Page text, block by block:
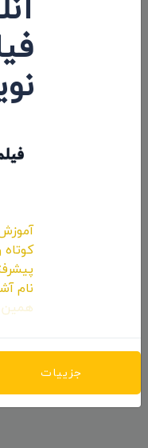
اولین کامنت و یا
ارسال نظرات
نام
همین
جزییات